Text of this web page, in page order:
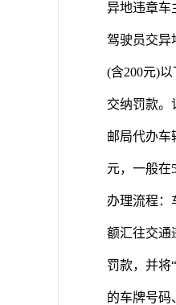
异地违章车
驾驶员交异
(含200元)
交纳罚款。
邮局代办车
元，一般在
办理流程：
额汇往交通
罚款，并将
的车牌号码